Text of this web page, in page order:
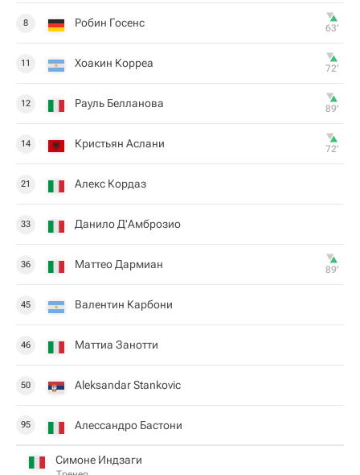
8 Робин Госенс 63‎’‎
11 Хоакин Корреа 72‎’‎
12 Рауль Белланова 89‎’‎
14 Кристьян Аслани 72‎’‎
21 Алекс Кордаз
33 Данило Д'Амброзио
36 Маттео Дармиан 89‎’‎
45 Валентин Карбони
46 Маттиа Занотти
50 Aleksandar Stankovic
95 Алессандро Бастони
Симоне Индзаги